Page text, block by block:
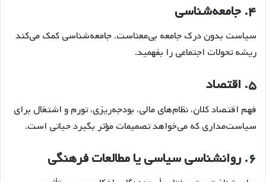
۴. جامعه‌شناسی
سیاست بدون درک جامعه بی‌معناست. جامعه‌شناسی کمک می‌کند
ریشه تحولات اجتماعی را بفهمید.
۵. اقتصاد
فهم اقتصاد کلان، نظام‌های مالی، بودجه‌ریزی، تورم و اشتغال برای
سیاست‌مداری که می‌خواهد تصمیمات مؤثر بگیرد حیاتی است.
۶. روانشناسی سیاسی یا مطالعات فرهنگی